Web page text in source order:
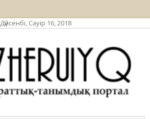
Дүйсенбі, Сәуір 16, 2018